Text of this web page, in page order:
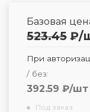
Базовая
523.45 ₽/
При
/ без:
392.59 ₽/шт
Под заказ